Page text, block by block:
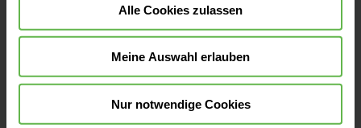
Alle Cookies zulassen
Meine Auswahl erlauben
Nur notwendige Cookies
Zu unseren Qualitätszahlen